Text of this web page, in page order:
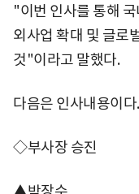
"이번 인사를 통해
외사업 확대 및 글로
것"이라고 말했다.
다음은 인사내용이다.
◇부사장 승진